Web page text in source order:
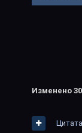
Изменено
Цитата